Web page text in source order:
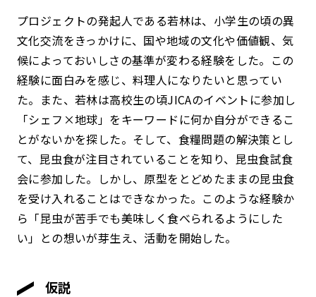
プロジェクトの発起人である若林は、小学生の頃の異
文化交流をきっかけに、国や地域の文化や価値観、気
候によっておいしさの基準が変わる経験をした。この
経験に面白みを感じ、料理人になりたいと思ってい
た。また、若林は高校生の頃JICAのイベントに参加し
「シェフ×地球」をキーワードに何か自分ができるこ
とがないかを探した。そして、食糧問題の解決策とし
て、昆虫食が注目されていることを知り、昆虫食試食
会に参加した。しかし、原型をとどめたままの昆虫食
を受け入れることはできなかった。このような経験か
ら「昆虫が苦手でも美味しく食べられるようにした
い」との想いが芽生え、活動を開始した。
仮説